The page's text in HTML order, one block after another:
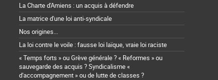
La Charte d'Amiens : un acquis à défendre
La matrice d'une loi anti-syndicale
Nos origines...
La loi contre le voile : fausse loi laïque, vraie loi raciste
« Temps forts » ou Grève générale ? « Reformes » ou
sauvegarde des acquis ? Syndicalisme «
d'accompagnement » ou de lutte de classes ?